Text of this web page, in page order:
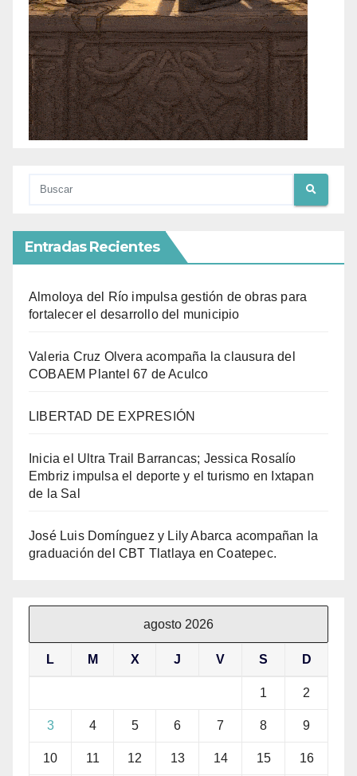
Entradas Recientes
Almoloya del Río impulsa gestión de obras para
fortalecer el desarrollo del municipio
Valeria Cruz Olvera acompaña la clausura del
COBAEM Plantel 67 de Aculco
LIBERTAD DE EXPRESIÓN
Inicia el Ultra Trail Barrancas; Jessica Rosalío
Embriz impulsa el deporte y el turismo en Ixtapan
de la Sal
José Luis Domínguez y Lily Abarca acompañan la
graduación del CBT Tlatlaya en Coatepec.
agosto 2026
L M X J V S D
1 2
3 4 5 6 7 8 9
10 11 12 13 14 15 16